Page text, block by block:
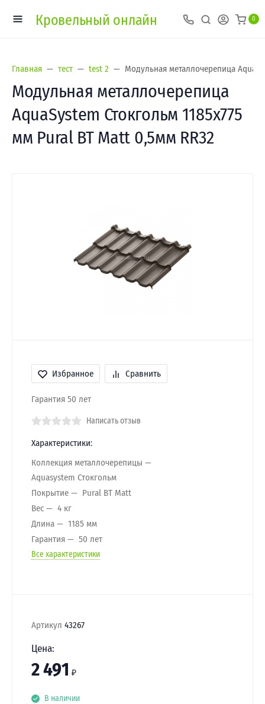
Кровельный онлайн 0
Главная тест test 2 Модульная металлочерепица
Модульная металлочерепица
AquaSystem Стокгольм 1185х775
мм Pural BT Matt 0,5мм RR32
Избранное Сравнить
Гарантия 50 лет
Написать отзыв
Характеристики:
Коллекция металлочерепицы
Aquasystem Стокгольм
Покрытие
Pural BT Matt
Вес
4 кг
Длина
1185 мм
Гарантия
50 лет
Все характеристики
Артикул 43267
Цена:
2 491 ₽
В наличии